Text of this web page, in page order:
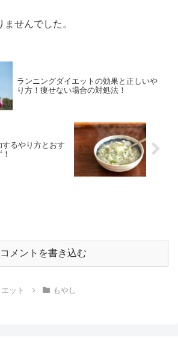
せんでした。
ランニングダイエットの効果と正しいや
り方！痩せない場合の対処法！
るやり方とおす
コメントを書き込む
ット もやし